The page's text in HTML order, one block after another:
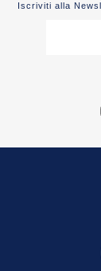
Iscriviti alla